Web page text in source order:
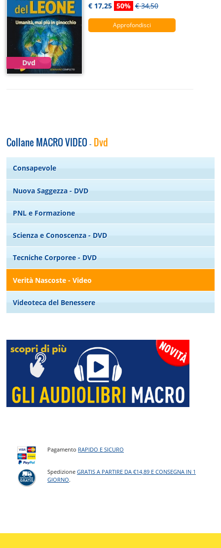
Dvd
€ 17,25 50% € 34,50
Approfondisci
Collane MACRO VIDEO - Dvd
Consapevole
Nuova Saggezza - DVD
PNL e Formazione
Scienza e Conoscenza - DVD
Tecniche Corporee - DVD
Verità Nascoste - Video
Videoteca del Benessere
Pagamento RAPIDO E SICURO
SpedizioneGRATIS A PARTIRE DA €14,89 E CONSEGNA IN 1
GIORNO.